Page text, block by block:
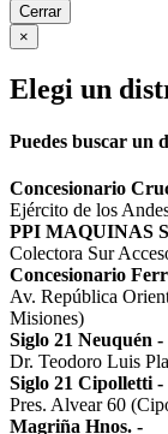
Cerrar
×
Elegi un
Puedes buscar un
Concesionario
Ejército de los
PPI MAQUINAS
Colectora Sur
Concesionario
Av. República
Misiones)
Siglo 21 Neuquén -
Dr. Teodoro Luis
Siglo 21 Cipolletti -
Pres. Alvear 60
Magriña Hnos. -